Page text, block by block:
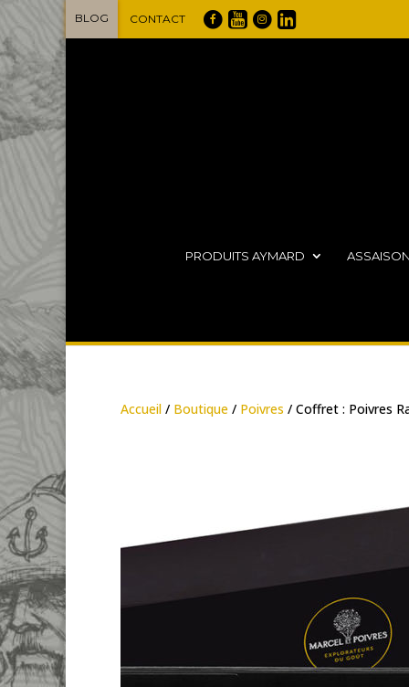
BLOG CONTACT
PRODUITS AYMARD
Accueil / Boutique / Poivres / Coffret : Poivres